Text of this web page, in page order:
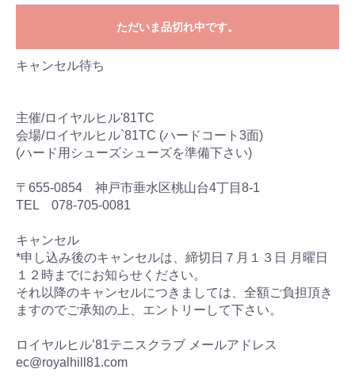
ただいま品切れ中です。
キャンセル待ち
主催/ロイヤルヒル'81TC
会場/ロイヤルヒル`81TC (ハードコート3面)
(ハード用シューズシューズを準備下さい)
〒655-0854 神戸市垂水区桃山台4丁目8-1
TEL 078-705-0081
キャンセル
*申し込み後のキャンセルは、締切日７月１３日 月曜日
１２時までにお知らせください。
それ以降のキャンセルにつきましては、全額ご負担頂き
ますのでご承知の上、エントリーして下さい。
ロイヤルヒル’81テニスクラブ メールアドレス
ec@royalhill81.com